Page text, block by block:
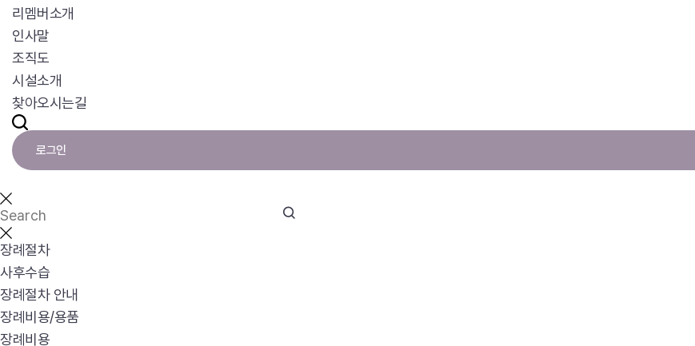
리멤버소개
인사말
조직도
시설소개
찾아오시는길
로그인
장례절차
사후수습
장례절차 안내
장례비용/용품
장례비용